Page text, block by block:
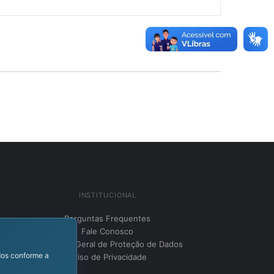
INSTITUCIONAL
Perguntas Frequentes
Fale Conosco
LGPD – Lei Geral de Proteção de Dados
Aviso de Privacidade
conforme a